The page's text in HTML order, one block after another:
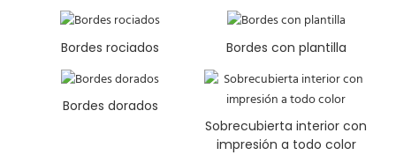
Bordes rociados Bordes con plantilla
Bordes dorados
Sobrecubierta interior con
impresión a todo color